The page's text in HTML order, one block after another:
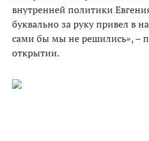
внутренней политики
буквально за руку привел в
сами бы мы не решились», –
открытии.